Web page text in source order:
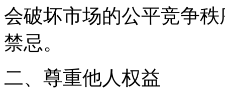
会破坏市场的公平竞争
禁忌。
二、尊重他人权益